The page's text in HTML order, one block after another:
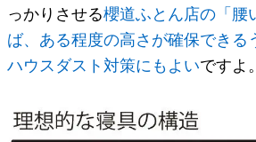
っかりさせる櫻道ふとん店の「腰
ば、ある程度の高さが確保できる
ハウスダスト対策にもよいですよ。